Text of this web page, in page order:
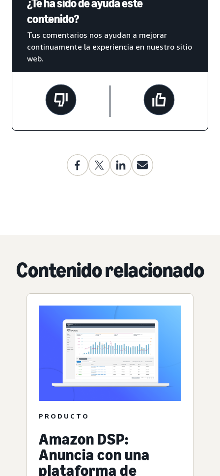
¿Te ha sido de ayuda este
contenido?
Tus comentarios nos ayudan a mejorar
continuamente la experiencia en nuestro sitio
web.
Contenido relacionado
PRODUCTO
Amazon DSP:
Anuncia con una
plataforma de